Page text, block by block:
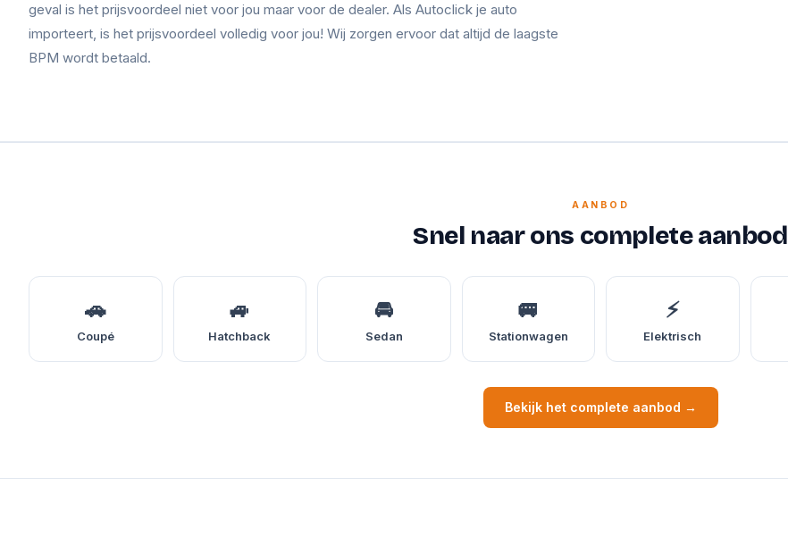
geval is het prijsvoordeel niet voor jou maar voor de dealer. Als Autoclick je auto
importeert, is het prijsvoordeel volledig voor jou! Wij zorgen ervoor dat altijd de laagste
BPM wordt betaald.
AANBOD
Snel naar ons complete aanbod
🚗
Coupé
🚙
Hatchback
🚘
Sedan
🚐
Stationwagen
⚡
Elektrisch
Bekijk het complete aanbod →